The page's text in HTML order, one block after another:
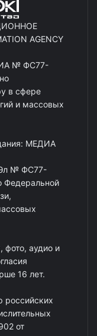
AGENCY
ИА № ФС77-
в сфере
и массовых
МЕДИА
Эл № ФС77-
Федеральной
фото, аудио и
16 лет.
российских
от